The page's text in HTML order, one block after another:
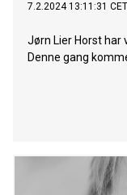
7.2.2024 13:11:31 CET
Jørn Lier Horst
Denne gang